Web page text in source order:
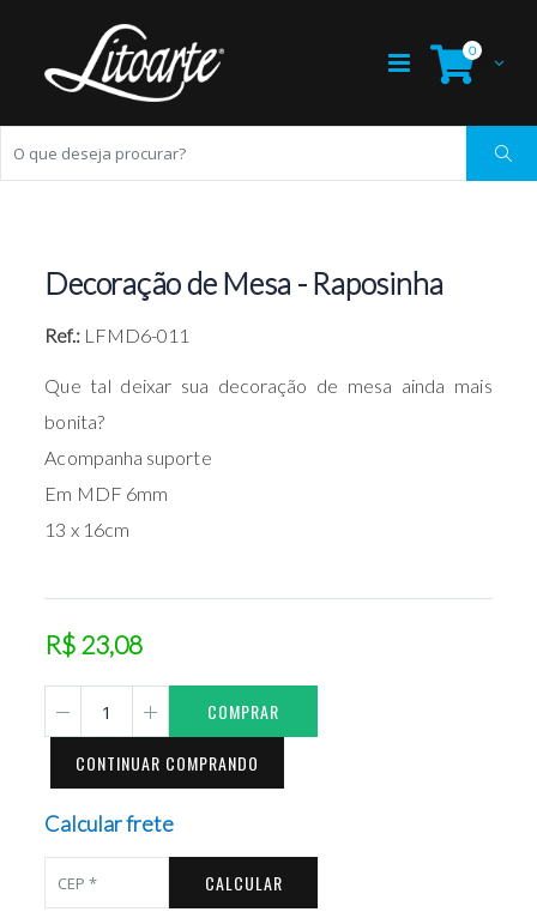
0
Decoração de Mesa - Raposinha
Ref.: LFMD6-011
Que tal deixar sua decoração de mesa ainda mais
bonita?
Acompanha suporte
Em MDF 6mm
13 x 16cm
R$ 23,08
COMPRAR
CONTINUAR COMPRANDO
Calcular frete
CALCULAR